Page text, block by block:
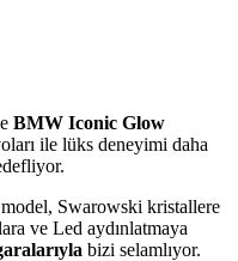
BMW Iconic Glow
ile lüks deneyimi daha
Swarowski kristallere
ve Led aydınlatmaya
bizi selamlıyor.